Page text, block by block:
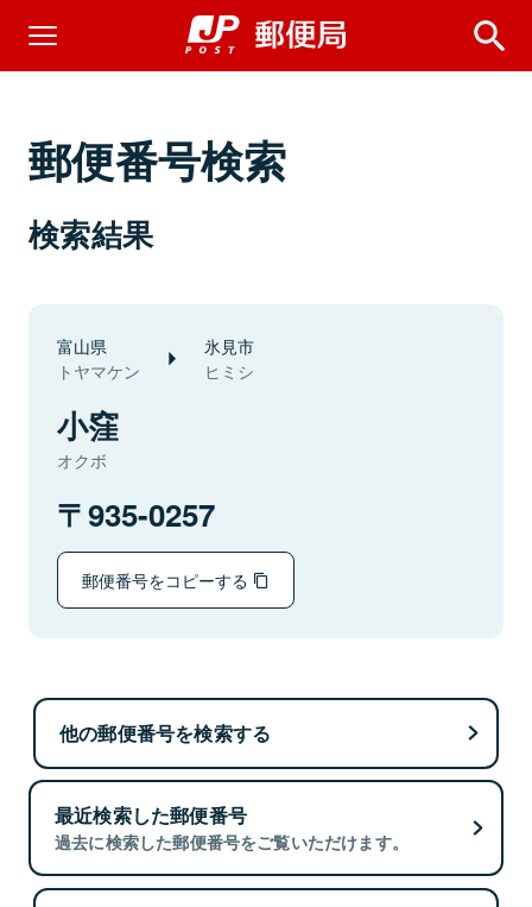
郵便番号検索
検索結果
富山県
トヤマケン
氷見市
ヒミシ
小窪
オクボ
935-0257
郵便番号をコピーする
他の郵便番号を検索する
最近検索した郵便番号
過去に検索した郵便番号をご覧いただけます。